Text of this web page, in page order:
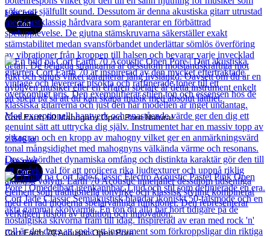
Läs mer
Cort
Cort Earth 60 Mahogany Open Pore Natural
2 846kr
Läs mer
Cort
Cort Earth 70 Acoustic Open Pore